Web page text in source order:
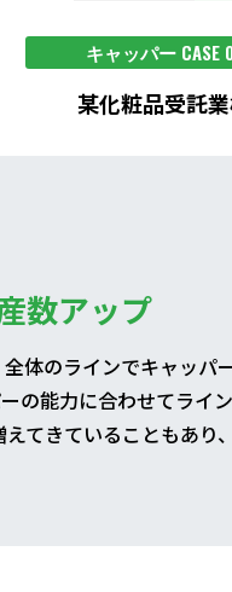
キャッパー CASE
某化粧品受託
数アップ
体のラインでキャッパ
の能力に合わせてライ
てきていることもあり